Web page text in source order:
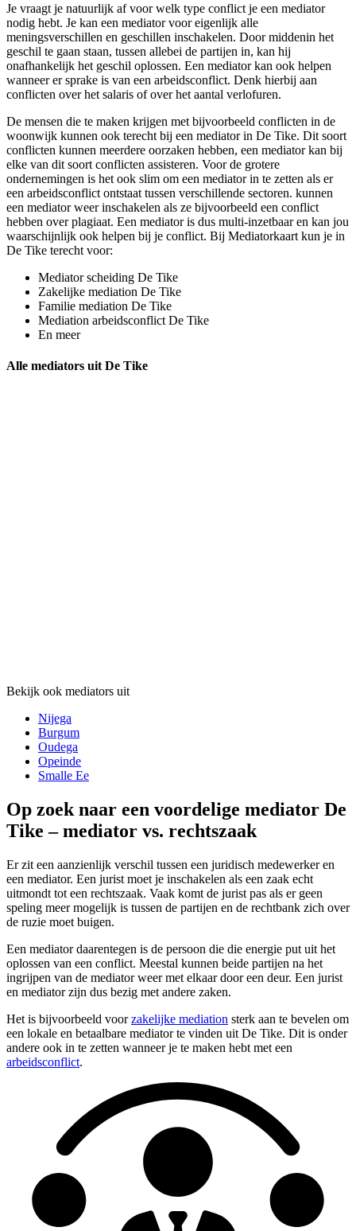
Je vraagt je natuurlijk af voor welk type conflict je een mediator
nodig hebt. Je kan een mediator voor eigenlijk alle
meningsverschillen en geschillen inschakelen. Door middenin het
geschil te gaan staan, tussen allebei de partijen in, kan hij
onafhankelijk het geschil oplossen. Een mediator kan ook helpen
wanneer er sprake is van een arbeidsconflict. Denk hierbij aan
conflicten over het salaris of over het aantal verlofuren.
De mensen die te maken krijgen met bijvoorbeeld conflicten in de
woonwijk kunnen ook terecht bij een mediator in De Tike. Dit soort
conflicten kunnen meerdere oorzaken hebben, een mediator kan bij
elke van dit soort conflicten assisteren. Voor de grotere
ondernemingen is het ook slim om een mediator in te zetten als er
een arbeidsconflict ontstaat tussen verschillende sectoren. kunnen
een mediator weer inschakelen als ze bijvoorbeeld een conflict
hebben over plagiaat. Een mediator is dus multi-inzetbaar en kan jou
waarschijnlijk ook helpen bij je conflict. Bij Mediatorkaart kun je in
De Tike terecht voor:
Mediator scheiding De Tike
Zakelijke mediation De Tike
Familie mediation De Tike
Mediation arbeidsconflict De Tike
En meer
Alle mediators uit De Tike
Bekijk ook mediators uit
Nijega
Burgum
Oudega
Opeinde
Smalle Ee
Op zoek naar een voordelige mediator De
Tike – mediator vs. rechtszaak
Er zit een aanzienlijk verschil tussen een juridisch medewerker en
een mediator. Een jurist moet je inschakelen als een zaak echt
uitmondt tot een rechtszaak. Vaak komt de jurist pas als er geen
speling meer mogelijk is tussen de partijen en de rechtbank zich over
de ruzie moet buigen.
Een mediator daarentegen is de persoon die die energie put uit het
oplossen van een conflict. Meestal kunnen beide partijen na het
ingrijpen van de mediator weer met elkaar door een deur. Een jurist
en mediator zijn dus bezig met andere zaken.
Het is bijvoorbeeld voorzakelijke mediation sterk aan te bevelen om
een lokale en betaalbare mediator te vinden uit De Tike. Dit is onder
andere ook in te zetten wanneer je te maken hebt met een
arbeidsconflict.